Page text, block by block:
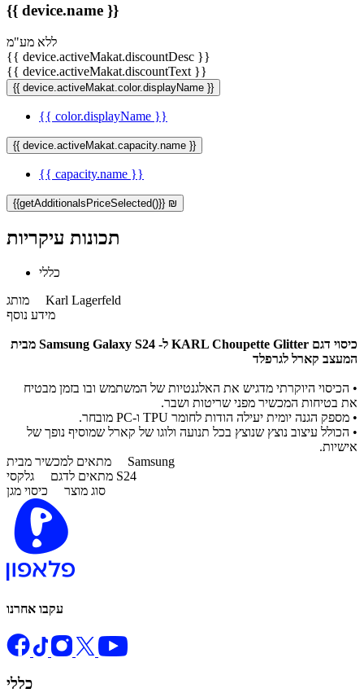
{{ device.name }}
ללא מע"מ
{{ device.activeMakat.discountDesc }}
{{ device.activeMakat.discountText }}
{{ device.activeMakat.color.displayName }}
{{ color.displayName }}
{{ device.activeMakat.capacity.name }}
{{ capacity.name }}
{{getAdditionalsPriceSelected()}} ₪
תכונות עיקריות
כללי
מותג Karl Lagerfeld
מידע נוסף
כיסוי דגם KARL Choupette Glitter​ ל- Samsung Galaxy S24
מבית
המעצב קארל לגרפלד
• הכיסוי היוקרתי מדגיש את האלגנטיות של המשתמש ובו בזמן מבטיח
את בטיחות המכשיר מפני שריטות ושבר.
• מספק הגנה יומית יעילה הודות לחומר TPU ו-PC מובחר.
• הכולל עיצוב נוצץ שנוצץ בכל תנועה ולוגו של קארל שמוסיף נופך של
אישיות.
מתאים למכשיר מבית Samsung
מתאים לדגם גלקסי S24
סוג מוצר כיסוי מגן
עקבו אחרנו
כללי